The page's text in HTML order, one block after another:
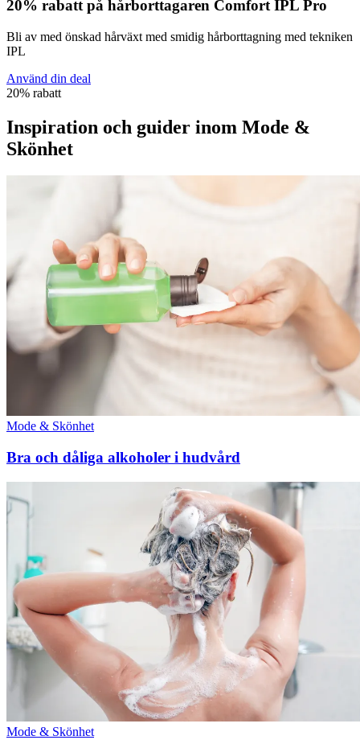
20% rabatt på hårborttagaren Comfort IPL Pro
Bli av med önskad hårväxt med smidig hårborttagning med tekniken
IPL
Använd din deal
20% rabatt
Inspiration och guider inom Mode &
Skönhet
Mode & Skönhet
Bra och dåliga alkoholer i hudvård
Mode & Skönhet